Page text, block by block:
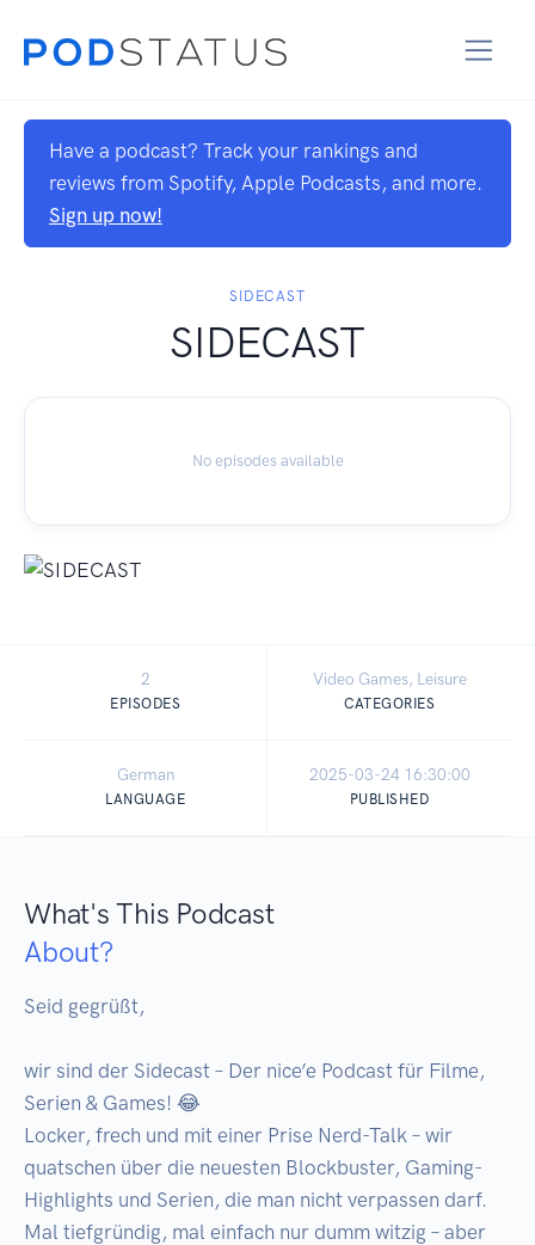
Have a podcast? Track your rankings and
reviews from Spotify, Apple Podcasts, and more.
Sign up now!
SIDECAST
SIDECAST
No episodes available
2
EPISODES
Video Games, Leisure
CATEGORIES
German
LANGUAGE
2025-03-24 16:30:00
PUBLISHED
What's This Podcast
About?
Seid gegrüßt,
wir sind der Sidecast – Der nice’e Podcast für Filme,
Serien & Games! 😂
Locker, frech und mit einer Prise Nerd-Talk – wir
quatschen über die neuesten Blockbuster, Gaming-
Highlights und Serien, die man nicht verpassen darf.
Mal tiefgründig, mal einfach nur dumm witzig – aber